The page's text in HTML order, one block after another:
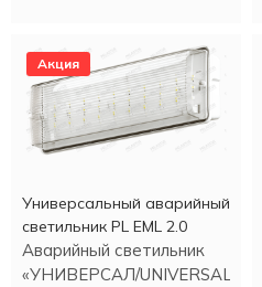
Акция
Универсальный аварийный
светильник PL EML 2.0
Аварийный светильник
«УНИВЕРСАЛ/UNIVERSAL»